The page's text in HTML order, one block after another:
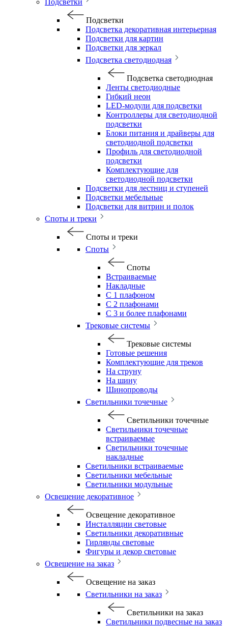
Подсветки
Подсветки
Подсветка декоративная интерьерная
Подсветки для картин
Подсветки для зеркал
Подсветка светодиодная
Подсветка светодиодная
Ленты светодиодные
Гибкий неон
LED-модули для подсветки
Контроллеры для светодиодной
подсветки
Блоки питания и драйверы для
светодиодной подсветки
Профиль для светодиодной
подсветки
Комплектующие для
светодиодной подсветки
Подсветки для лестниц и ступеней
Подсветки мебельные
Подсветки для витрин и полок
Споты и треки
Споты и треки
Споты
Споты
Встраиваемые
Накладные
С 1 плафоном
С 2 плафонами
С 3 и более плафонами
Трековые системы
Трековые системы
Готовые решения
Комплектующие для треков
На струну
На шину
Шинопроводы
Светильники точечные
Светильники точечные
Светильники точечные
встраиваемые
Светильники точечные
накладные
Светильники встраиваемые
Светильники мебельные
Светильники модульные
Освещение декоративное
Освещение декоративное
Инсталляции световые
Светильники декоративные
Гирлянды световые
Фигуры и декор световые
Освещение на заказ
Освещение на заказ
Светильники на заказ
Светильники на заказ
Светильники подвесные на заказ